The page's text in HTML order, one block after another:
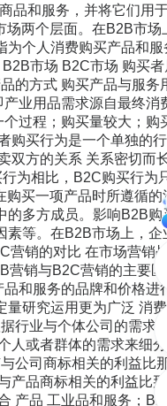
品和服务，并将它们用
两个层面。在B2B市场
个人消费购买产品和
市场 B2C市场 购买
的方式 购买产品与服务
业用品需求源自最终消
过程；购买量较大；购
购买行为是一个单独的
双方的关系 关系密切而
为相比，B2C购买行为
买一项产品时所遵循的
多方成员。影响B2B购
等。在B2B市场上，企
销的对比 在市场营销
营销与B2C营销的主要
和服务的品牌和价格进
研究运用更为广泛 消
行业与个体公司的需求
人或者群体的需求来细
公司商标相关的利益比
产品商标相关的利益比
产品 工业品和服务；